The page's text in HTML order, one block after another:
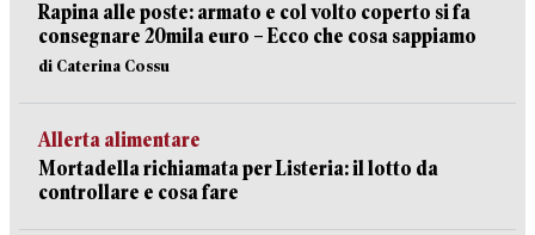
Rapina alle poste: armato e col volto coperto si fa
consegnare 20mila euro – Ecco che cosa sappiamo
di Caterina Cossu
Allerta alimentare
Mortadella richiamata per Listeria: il lotto da
controllare e cosa fare